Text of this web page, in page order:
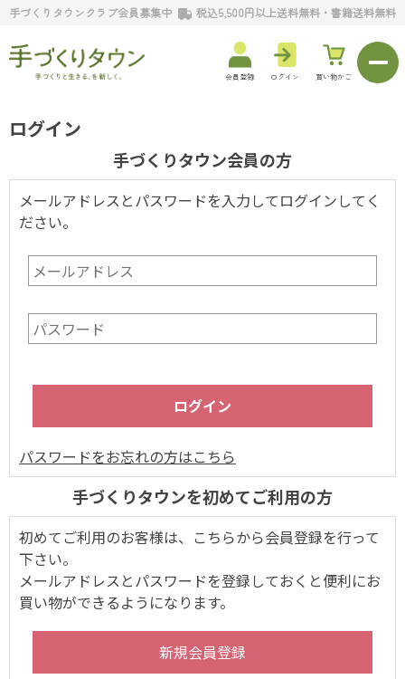
手づくりタウンクラブ会員募集中 税込5,500円以上送料無料・書籍送料無料
会員登録 ログイン 買い物かご
ログイン
手づくりタウン会員の方
メールアドレスとパスワードを入力してログインしてく
ださい。
パスワードをお忘れの方はこちら
手づくりタウンを初めてご利用の方
初めてご利用のお客様は、こちらから会員登録を行って
下さい。
メールアドレスとパスワードを登録しておくと便利にお
買い物ができるようになります。